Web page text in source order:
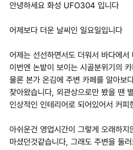
안녕하세요 화성 UFO304 입니다
어제보다 더운 날씨인 일요일입니다
어제는 선선하면서도 더워서 바다에서
이번엔 논밭이 보이는 시골분위기의
물론 본가 온김에 주변 카페를 알아보
찾아왔습니다, 외관상으로만 봤을 땐
인상적인 인테리어로 되어있어서 커
아쉬운건 영업시간이 그렇게 오래하지
마셨던것같습니다, 그래도 주변을 둘